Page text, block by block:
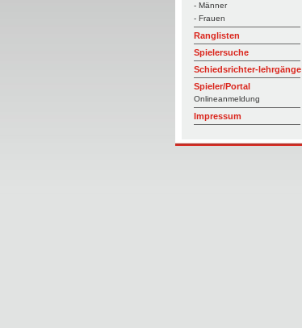
- Männer
- Frauen
Ranglisten
Spielersuche
Schiedsrichter-lehrgänge
Spieler/Portal
Onlineanmeldung
Impressum